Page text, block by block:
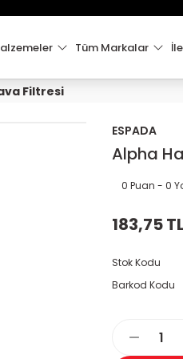
KARGO ÜCRETSİZ !
Tüm Markalar
Filtresi
ESPADA
Alpha
0 Puan - 0
183,75 TL
Stok Kodu
Barkod Kodu